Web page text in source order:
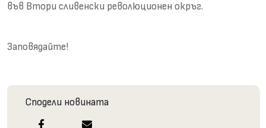
във Втори сливенски революционен окръг.
Заповядайте!
Сподели новината